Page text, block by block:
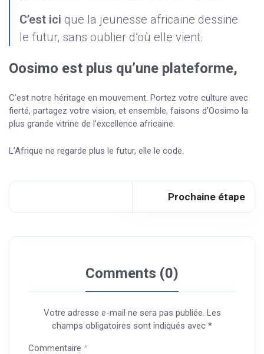
C’est ici que la jeunesse africaine dessine
le futur, sans oublier d’où elle vient.
Oosimo est plus qu’une plateforme,
C’est notre héritage en mouvement. Portez votre culture avec
fierté, partagez votre vision, et ensemble, faisons d’Oosimo la
plus grande vitrine de l’excellence africaine.
L’Afrique ne regarde plus le futur, elle le code.
Prochaine étape
Comments (0)
Votre adresse e-mail ne sera pas publiée. Les
champs obligatoires sont indiqués avec *
Commentaire *